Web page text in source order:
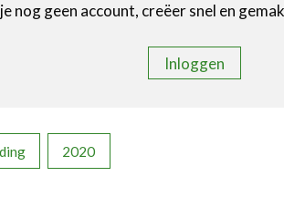
nog geen account, creëer snel en
Inloggen
2020